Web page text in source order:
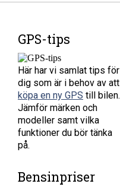
GPS-tips
Här har vi samlat tips för
dig som är i behov av att
köpa en ny GPS till bilen.
Jämför märken och
modeller samt vilka
funktioner du bör tänka
på.
Bensinpriser